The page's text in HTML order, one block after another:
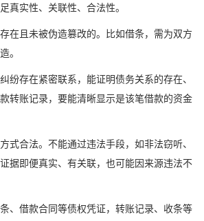
真实性、关联性、合法性。
在且未被伪造篡改的。比如借条，需为双方
。
纷存在紧密联系，能证明债务关系的存在、
转账记录，要能清晰显示是该笔借款的资金
式合法。不能通过违法手段，如非法窃听、
据即便真实、有关联，也可能因来源违法不
、借款合同等债权凭证，转账记录、收条等